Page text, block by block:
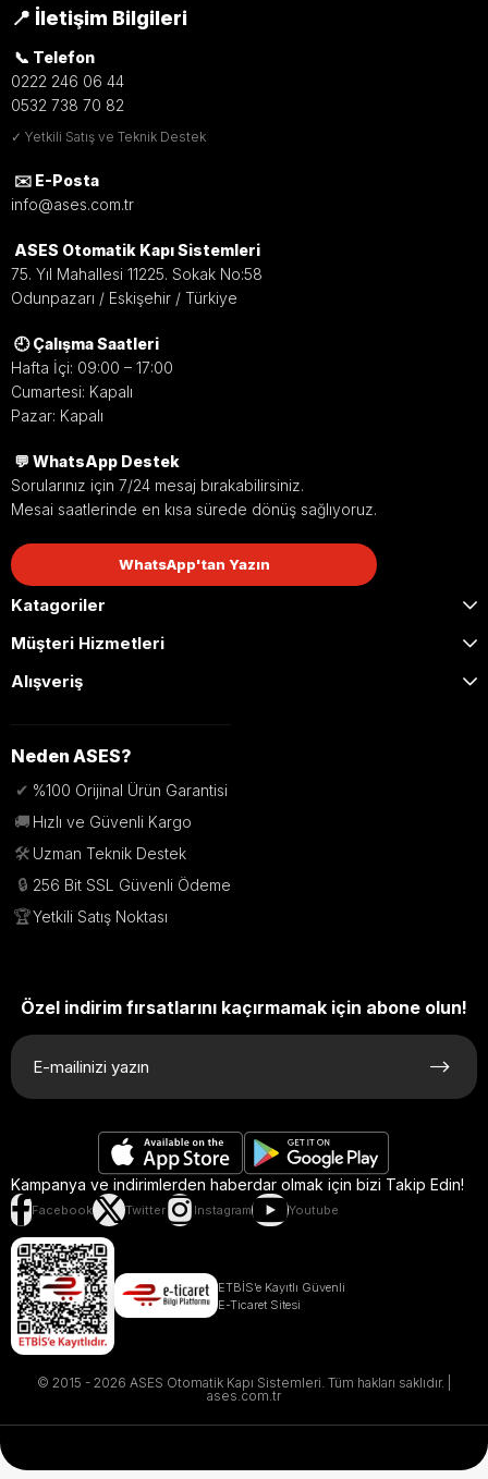
📍 İletişim Bilgileri
📞 Telefon
0222 246 06 44
0532 738 70 82
✓ Yetkili Satış ve Teknik Destek
✉️ E-Posta
info@ases.com.tr
ASES Otomatik Kapı Sistemleri
75. Yıl Mahallesi 11225. Sokak No:58
Odunpazarı / Eskişehir / Türkiye
🕘 Çalışma Saatleri
Hafta İçi: 09:00 – 17:00
Cumartesi: Kapalı
Pazar: Kapalı
💬 WhatsApp Destek
Sorularınız için 7/24 mesaj bırakabilirsiniz.
Mesai saatlerinde en kısa sürede dönüş sağlıyoruz.
WhatsApp'tan Yazın
Katagoriler
Müşteri Hizmetleri
Alışveriş
Neden ASES?
✔ %100 Orijinal Ürün Garantisi
🚚 Hızlı ve Güvenli Kargo
🛠️ Uzman Teknik Destek
🔒 256 Bit SSL Güvenli Ödeme
🏆Yetkili Satış Noktası
Özel indirim fırsatlarını kaçırmamak için abone olun!
Kampanya ve indirimlerden haberdar olmak için bizi Takip Edin!
Facebook Twitter Instagram Youtube
ETBİS’e Kayıtlı Güvenli
E-Ticaret Sitesi
© 2015 - 2026 ASES Otomatik Kapı Sistemleri. Tüm hakları saklıdır. |
ases.com.tr